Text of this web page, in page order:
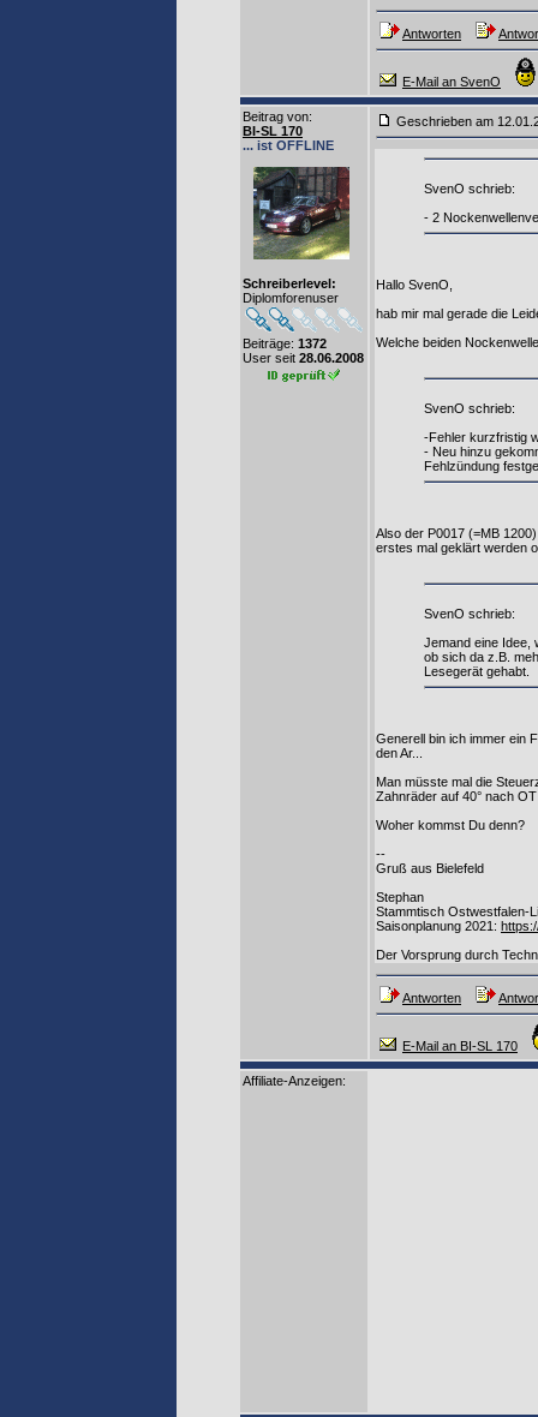
Antworten
E-Mail an SvenO
Beitrag von:
BI-SL 170
... ist OFFLINE
Schreiberlevel:
Diplomforenuser
Beiträge: 1372
User seit 28.06.2008
Geschrieben am
SvenO schrieb:
- 2
Hallo SvenO,
hab mir mal gerade die
Welche beiden
SvenO schrieb:
-Fehler kurzfristig
- Neu hinzu
Fehlzündung
Also der P0017 (=MB
erstes mal geklärt werden
SvenO schrieb:
Jemand eine Idee,
ob sich da z.B.
Lesegerät gehabt.
Generell bin ich immer ein
den Ar...
Man müsste mal die
Zahnräder auf 40° nach
Woher kommst Du denn?
--
Gruß aus Bielefeld
Stephan
Stammtisch Ostwestfalen-
Saisonplanung 2021:
Der Vorsprung durch
Antworten
E-Mail an BI-SL 170
Affiliate-Anzeigen: